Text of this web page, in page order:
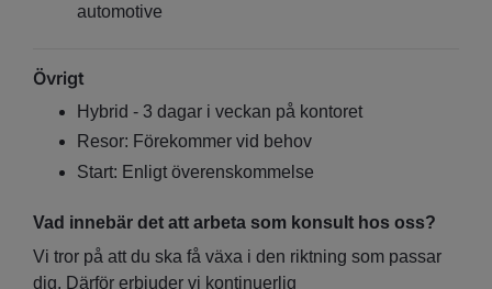
automotive
Övrigt
Hybrid - 3 dagar i veckan på kontoret
Resor: Förekommer vid behov
Start: Enligt överenskommelse
Vad innebär det att arbeta som konsult hos oss?
Vi tror på att du ska få växa i den riktning som passar
dig. Därför erbjuder vi kontinuerlig